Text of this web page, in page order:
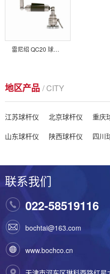
雷尼绍 QC20 球杆仪
地区产品 / CITY
江苏球杆仪 北京球杆仪 重庆
山东球杆仪
陕西球杆仪 四川
联系我们
022-58519116
bochtai@163.com
www.bochco.cn